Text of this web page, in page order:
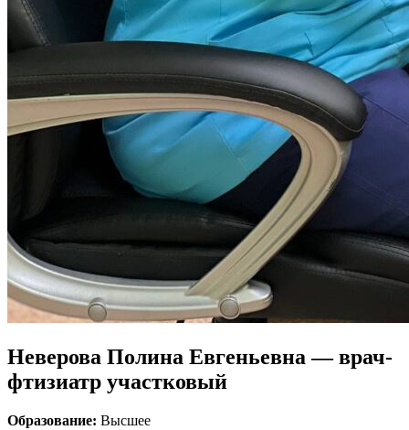
Неверова Полина Евгеньевна — врач-
фтизиатр участковый
Образование: Высшее